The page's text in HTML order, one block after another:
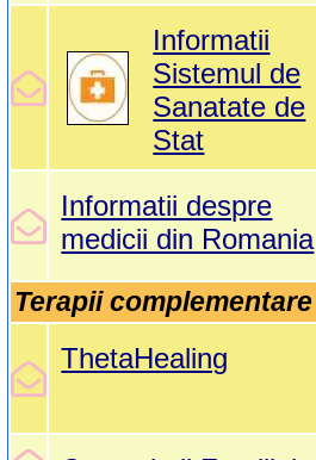
Informatii
Sistemul de
Sanatate de
Stat
Informatii despre
medicii din Romania
Terapii complementare
ThetaHealing